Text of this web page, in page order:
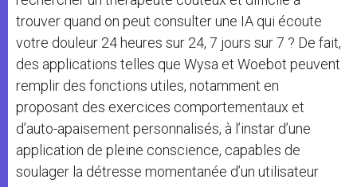
trouver quand on peut consulter une IA qui écoute
votre douleur 24 heures sur 24, 7 jours sur 7 ? De fait,
des applications telles que Wysa et Woebot peuvent
remplir des fonctions utiles, notamment en
proposant des exercices comportementaux et
d’auto-apaisement personnalisés, à l’instar d’une
application de pleine conscience, capables de
soulager la détresse momentanée d’un utilisateur